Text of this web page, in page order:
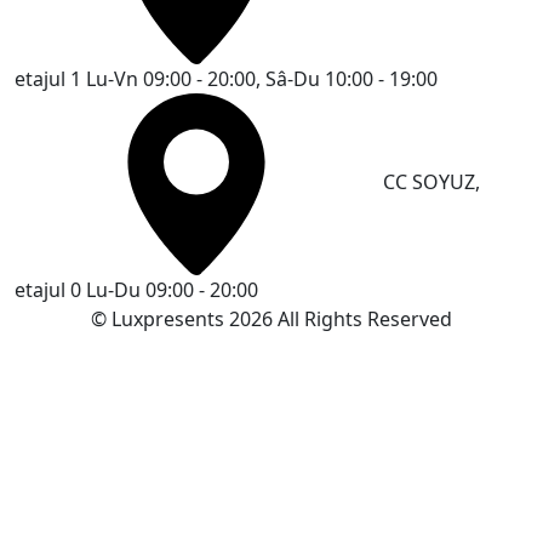
etajul 1 Lu-Vn 09:00 - 20:00, Sâ-Du 10:00 - 19:00
CC SOYUZ,
etajul 0 Lu-Du 09:00 - 20:00
© Luxpresents 2026 All Rights Reserved